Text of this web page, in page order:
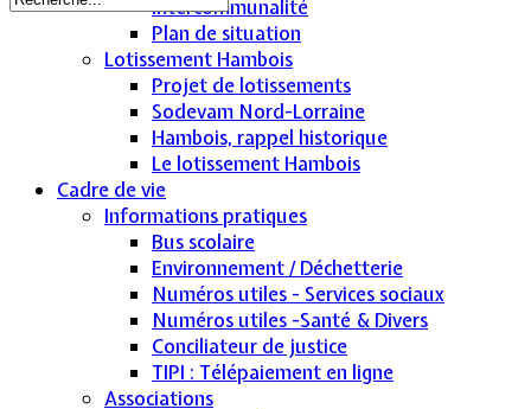
Intercommunalité
Plan de situation
Lotissement Hambois
Projet de lotissements
Sodevam Nord-Lorraine
Hambois, rappel historique
Le lotissement Hambois
Cadre de vie
Informations pratiques
Bus scolaire
Environnement / Déchetterie
Numéros utiles - Services sociaux
Numéros utiles -Santé & Divers
Conciliateur de justice
TIPI : Télépaiement en ligne
Associations